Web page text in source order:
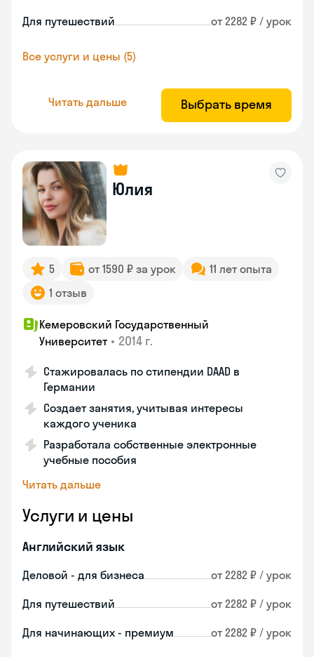
Для путешествий от 2282 ₽ / урок
Все услуги и цены (5)
Читать дальше Выбрать время
Юлия
5 от 1590 ₽ за урок
11 лет опыта
1 отзыв
Кемеровский Государственный
Университет • 2014 г.
Стажировалась по стипендии DAAD в
Германии
Создает занятия, учитывая интересы
каждого ученика
Разработала собственные электронные
учебные пособия
Читать дальше
Услуги и цены
Английский язык
Деловой - для бизнеса от 2282 ₽ / урок
Для путешествий от 2282 ₽ / урок
Для начинающих - премиум от 2282 ₽ / урок